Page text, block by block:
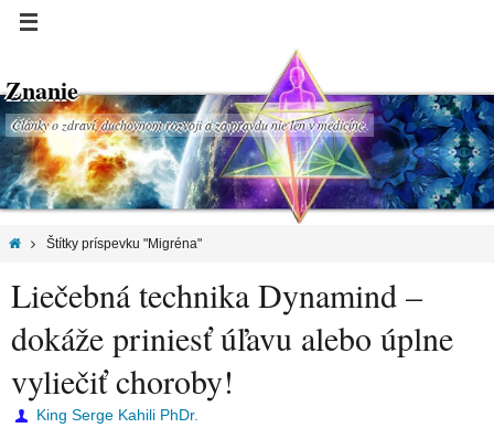
Znanie
Články o zdraví, duchovnom rozvoji a za pravdu nie len v medicíne.
Štítky príspevku "Migréna"
Liečebná technika Dynamind –
dokáže priniesť úľavu alebo úplne
vyliečiť choroby!
King Serge Kahili PhDr.